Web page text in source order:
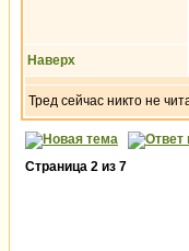
Наверх
Тред сейчас никто не
Страница 2 из 7